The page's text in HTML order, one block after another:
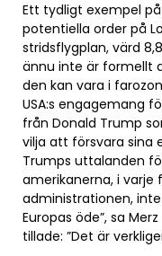
Ett tydligt exempel
potentiella order på
stridsflygplan, värd
ännu inte är formellt
den kan vara i
USA:s engagemang
från Donald Trump
vilja att försvara sina
Trumps uttalanden
amerikanerna, i varje
administrationen,
Europas öde”, sa
tillade: ”Det är